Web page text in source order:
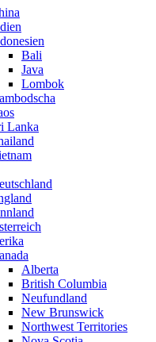
Bali
Java
Lombok
Lanka
Alberta
British Columbia
Neufundland
New Brunswick
Northwest Territories